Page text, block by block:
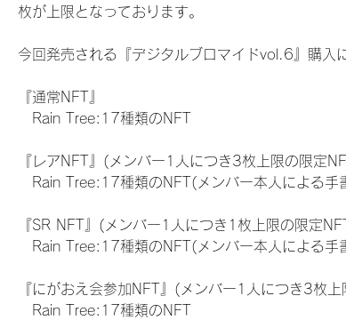
枚が上限となっております。
今回発売される『デジタルブロマイドvol.6』購入
『通常NFT』
Rain Tree:17種類のNFT
『レアNFT』(メンバー1人につき3枚上限の限定
Rain Tree:17種類のNFT(メンバー本人による手
『SR NFT』(メンバー1人につき1枚上限の限定
Rain Tree:17種類のNFT(メンバー本人による手
『にがおえ会参加NFT』(メンバー1人につき3枚
Rain Tree:17種類のNFT